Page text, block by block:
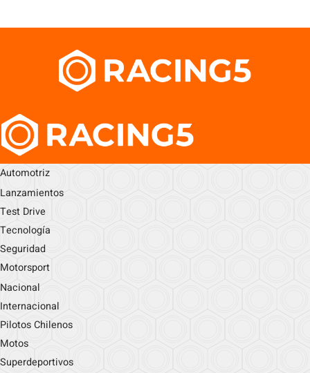
Automotriz
Lanzamientos
Test Drive
Tecnología
Seguridad
Motorsport
Nacional
Internacional
Pilotos Chilenos
Motos
Superdeportivos